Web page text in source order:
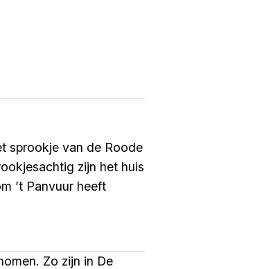
sprookje van de Roode
zijn het huis
’t Panvuur heeft
Zo zijn in De